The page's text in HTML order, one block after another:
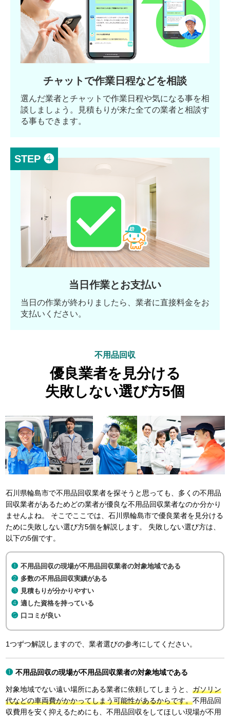
チャットで作業日程などを相談
選んだ業者とチャットで作業日程や気になる事を相
談しましょう。見積もりが来た全ての業者と相談す
る事もできます。
STEP ❹
当日作業とお支払い
当日の作業が終わりましたら、業者に直接料金をお
支払いください。
不用品回収
優良業者を見分ける
失敗しない選び方5個
石川県輪島市で不用品回収業者を探そうと思っても、多くの不用品
回収業者があるためどの業者が優良な不用品回収業者なのか分かり
ませんよね。 そこでここでは、石川県輪島市で優良業者を見分ける
ために失敗しない選び方5個を解説します。 失敗しない選び方は、
以下の5個です。
不用品回収の現場が不用品回収業者の対象地域である
多数の不用品回収実績がある
見積もりが分かりやすい
適した資格を持っている
口コミが良い
1つずつ解説しますので、業者選びの参考にしてください。
不用品回収の現場が不用品回収業者の対象地域である
対象地域でない遠い場所にある業者に依頼してしまうと、ガソリン
代などの車両費がかかってしまう可能性があるからです。不用品回
収費用を安く抑えるためにも、不用品回収をしてほしい現場が不用